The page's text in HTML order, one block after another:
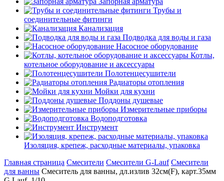
Трубы и
соединительные фитинги
Канализация
Подводка для воды и газа
Насосное оборудование
Котлы,
котельное оборудование и аксессуары
Полотенцесушители
Радиаторы отопления
Мойки для кухни
Поддоны душевые
Измерительные приборы
Водоподготовка
Инструмент
Изоляция, крепеж, расходные материалы, упаковка
Главная страница Смесители Смесители G-Lauf Смесители
для ванны Смеситель для ванны, дл.излив 32см(F), карт.35мм